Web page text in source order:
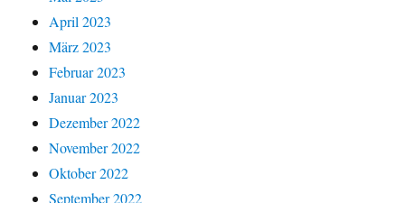
April 2023
März 2023
Februar 2023
Januar 2023
Dezember 2022
November 2022
Oktober 2022
September 2022